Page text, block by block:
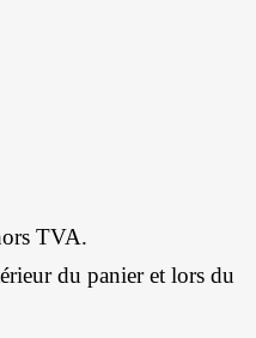
TVA.
du panier et lors du